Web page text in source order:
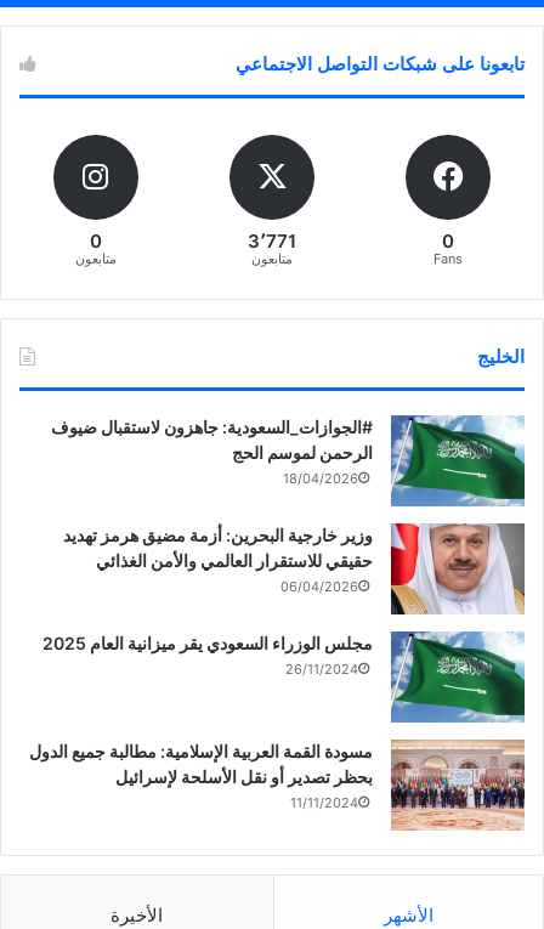
تابعونا على شبكات التواصل الاجتماعي
0
Fans
3٬771
متابعون
0
متابعون
الخليج
‏‎#الجوازات_السعودية: جاهزون لاستقبال ضيوف
الرحمن لموسم الحج
18/04/2026
وزير خارجية البحرين: أزمة مضيق هرمز تهديد
حقيقي للاستقرار العالمي والأمن الغذائي
06/04/2026
مجلس الوزراء السعودي يقر ميزانية العام 2025
26/11/2024
مسودة القمة العربية الإسلامية: مطالبة جميع الدول
بحظر تصدير أو نقل الأسلحة لإسرائيل
11/11/2024
الأشهر الأخيرة